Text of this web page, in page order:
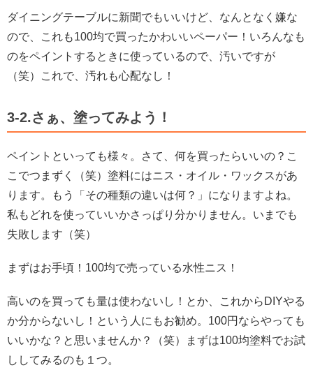
ダイニングテーブルに新聞でもいいけど、なんとなく嫌な
ので、これも100均で買ったかわいいペーパー！ いろんなも
のをペイントするときに使っているので、汚いですが
（笑）これで、汚れも心配なし！
3-2.さぁ、塗ってみよう！
ペイントといっても様々。さて、何を買ったらいいの？こ
こでつまずく（笑） 塗料にはニス・オイル・ワックスがあ
ります。もう「その種類の違いは何？」になりますよね。
私もどれを使っていいかさっぱり分かりません。いまでも
失敗します（笑）
まずはお手頃！100均で売っている水性ニス！
高いのを買っても量は使わないし！とか、これからDIYやる
か分からないし！という人にもお勧め。100円ならやっても
いいかな？と思いませんか？（笑）まずは100均塗料でお試
ししてみるのも１つ。